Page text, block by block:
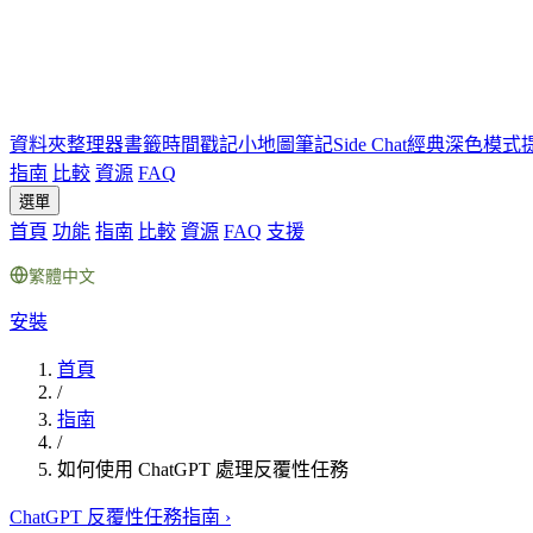
資料夾整理器書籤時間戳記小地圖筆記Side Chat經典深色模式
指南 比較 資源 FAQ
選單
首頁 功能 指南 比較 資源 FAQ 支援
繁體中文
安裝
首頁
/
指南
/
如何使用 ChatGPT 處理反覆性任務
ChatGPT 反覆性任務指南 ›